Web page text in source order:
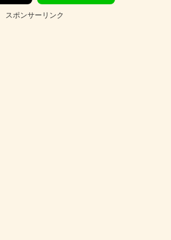
スポンサーリンク